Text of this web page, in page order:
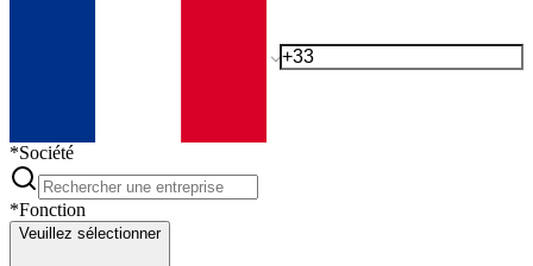
*Société
*Fonction
Veuillez sélectionner